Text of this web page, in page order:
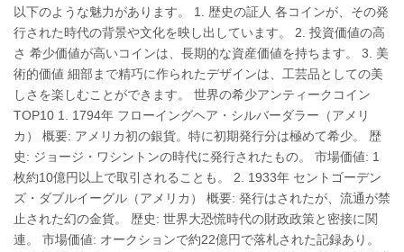
以下のような魅力があります。 1. 歴史の証人 各コインが、その発
行された時代の背景や文化を映し出しています。 2. 投資価値の高
さ 希少価値が高いコインは、長期的な資産価値を持ちます。 3. 美
術的価値 細部まで精巧に作られたデザインは、工芸品としての美
しさを楽しむことができます。 世界の希少アンティークコイン
TOP10 1. 1794年 フローイングヘア・シルバーダラー（アメリ
カ） 概要: アメリカ初の銀貨。特に初期発行分は極めて希少。 歴
史: ジョージ・ワシントンの時代に発行されたもの。 市場価値: 1
枚約10億円以上で取引されることも。 2. 1933年 セントゴーデン
ズ・ダブルイーグル（アメリカ） 概要: 発行はされたが、流通が禁
止された幻の金貨。 歴史: 世界大恐慌時代の財政政策と密接に関
連。 市場価値: オークションで約22億円で落札された記録あり。